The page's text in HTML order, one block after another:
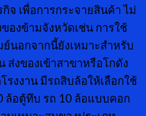
จ เพื่อการกระจายสินค้า ไม่
องข้ามจังหวัดเช่น การใช้
นอกจากนี้ยังเหมาะสำหรับ
ส่งของเข้าสาขาหรือโกดัง
งงาน มีรถสิบล้อให้เลือกใช้
ล้อตู้ทึบ รถ 10 ล้อแบบคอก